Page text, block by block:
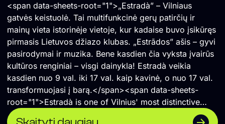
<span data-sheets-root="1">„Estradà” – Vilniaus
gatvės keistuolė. Tai multifunkcinė gerų patirčių ir
mainų vieta istorinėje vietoje, kur kadaise buvo įsikūręs
pirmasis Lietuvos džiazo klubas. „Estrãdos” ašis – gyvi
pasirodymai ir muzika. Bene kasdien čia vyksta įvairūs
kultūros renginiai – visgi dainykla! Estradà veikia
kasdien nuo 9 val. iki 17 val. kaip kavinė, o nuo 17 val.
transformuojasi į barą.</span><span data-sheets-
root="1">Estradà is one of Vilnius' most distinctive
cultural spaces—a multifunctional venue for shared